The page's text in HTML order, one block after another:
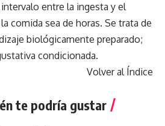
entre la ingesta y el
comida sea de horas. Se trata de
biológicamente preparado;
condicionada.
Volver al Índice
te podría gustar